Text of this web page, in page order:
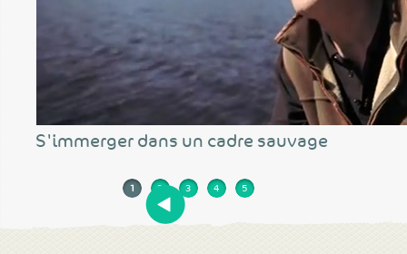
S'immerger dans un cadre sauvage
1 2 3 4 5